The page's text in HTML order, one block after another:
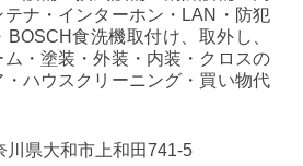
ナ・インターホン・LAN・防犯
食洗機取付け、取外し、
・塗装・外装・内装・クロスの
ハウスクリーニング・買い物代
県大和市上和田741-5